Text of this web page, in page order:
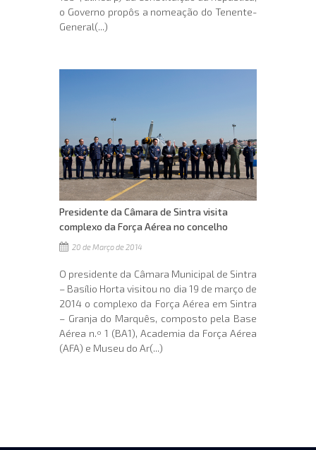
o Governo propôs a nomeação do Tenente-
General(...)
Presidente da Câmara de Sintra visita
complexo da Força Aérea no concelho
20 de Março de 2014
O presidente da Câmara Municipal de Sintra
– Basílio Horta visitou no dia 19 de março de
2014 o complexo da Força Aérea em Sintra
– Granja do Marquês, composto pela Base
Aérea n.º 1 (BA1), Academia da Força Aérea
(AFA) e Museu do Ar(...)